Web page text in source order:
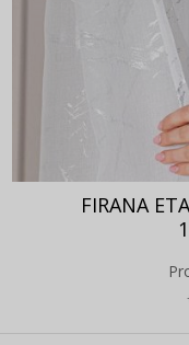
FIRANA